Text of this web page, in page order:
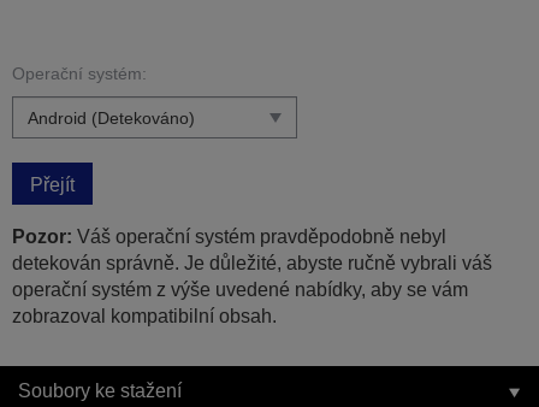
Operační systém:
Přejít
Pozor: Váš operační systém pravděpodobně nebyl
detekován správně. Je důležité, abyste ručně vybrali váš
operační systém z výše uvedené nabídky, aby se vám
zobrazoval kompatibilní obsah.
Soubory ke stažení